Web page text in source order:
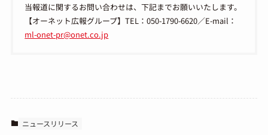
当報道に関するお問い合わせは、下記までお願いいたします。
【オーネット広報グループ】TEL：050-1790-6620／E-mail：
ml-onet-pr@onet.co.jp
ニュースリリース